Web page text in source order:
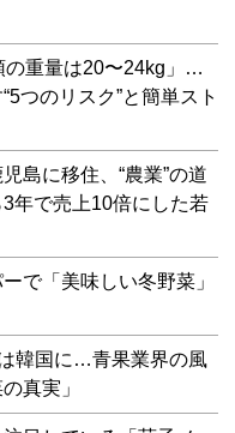
の重量は20〜24kg」…
つのリスク”と簡単スト
島に移住、“農業”の道
年で売上10倍にした若
で「美味しい冬野菜」
韓国に…青果業界の風
真実」